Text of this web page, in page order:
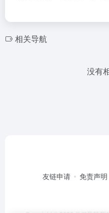
相关导航
没有
友链申请 免责声明